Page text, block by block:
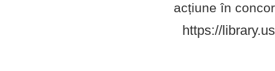
acțiune în
https://